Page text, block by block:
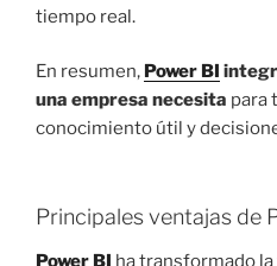
tiempo real.
En resumen, Power BI
una empresa necesita para
conocimiento útil y
Principales ventajas de